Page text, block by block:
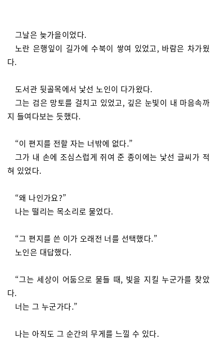
그날은 늦가을이었다.
노란 은행잎이 길가에 수북이 쌓여 있었고, 바람은 차가웠
다.
도서관 뒷골목에서 낯선 노인이 다가왔다.
그는 검은 망토를 걸치고 있었고, 깊은 눈빛이 내 마음속까
지 들여다보는 듯했다.
“이 편지를 전할 자는 너밖에 없다.”
그가 내 손에 조심스럽게 쥐여 준 종이에는 낯선 글씨가 적
혀 있었다.
“왜 나인가요?”
나는 떨리는 목소리로 물었다.
“그 편지를 쓴 이가 오래전 너를 선택했다.”
노인은 대답했다.
“그는 세상이 어둠으로 물들 때, 빛을 지킬 누군가를 찾았
다.
너는 그 누군가다.”
나는 아직도 그 순간의 무게를 느낄 수 있다.